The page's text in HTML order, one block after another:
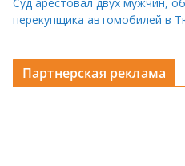
перекупщика автомобилей в
Партнерская реклама